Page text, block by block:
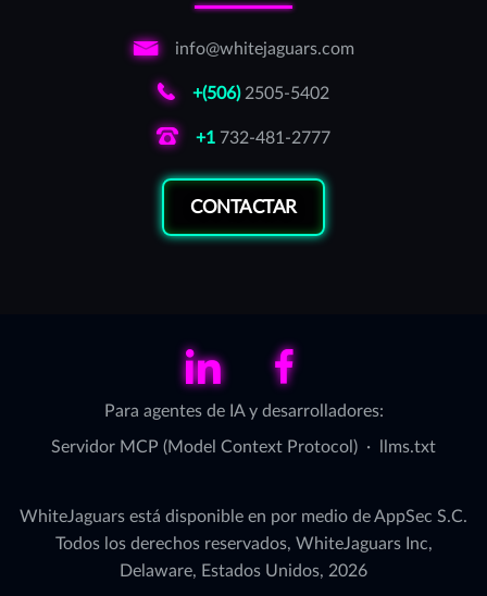
info@whitejaguars.com
+(506)2505-5402
+1 732-481-2777
CONTACTAR
LinkedIn Facebook
Para agentes de IA y desarrolladores:
Servidor MCP (Model Context Protocol) · llms.txt
WhiteJaguars está disponible en por medio de AppSec S.C.
Todos los derechos reservados, WhiteJaguars Inc,
Delaware, Estados Unidos, 2026